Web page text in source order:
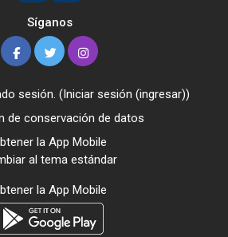
Síganos
sesión. (Iniciar sesión (ingresar))
de conservación de datos
la App Mobile
al tema estándar
la App Mobile